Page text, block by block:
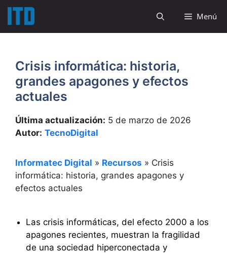
Saltar
contenido
Menú
Crisis informática: historia,
grandes apagones y efectos
actuales
Última actualización: 5 de marzo de 2026
Autor: TecnoDigital
Informatec Digital » Recursos » Crisis
informática: historia, grandes apagones y
efectos actuales
Las crisis informáticas, del efecto 2000 a los
apagones recientes, muestran la fragilidad
de una sociedad hiperconectada y